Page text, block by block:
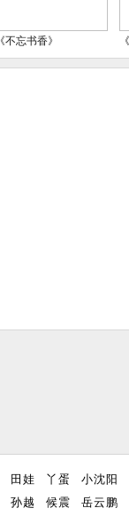
《不忘书香》
田娃 丫蛋
小沈阳
孙越 候震 岳云鹏